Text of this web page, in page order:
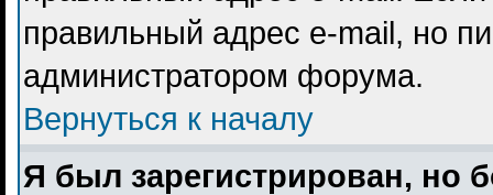
правильный адрес e-mail, но
администратором форума.
Вернуться к началу
Я был зарегистрирован, но